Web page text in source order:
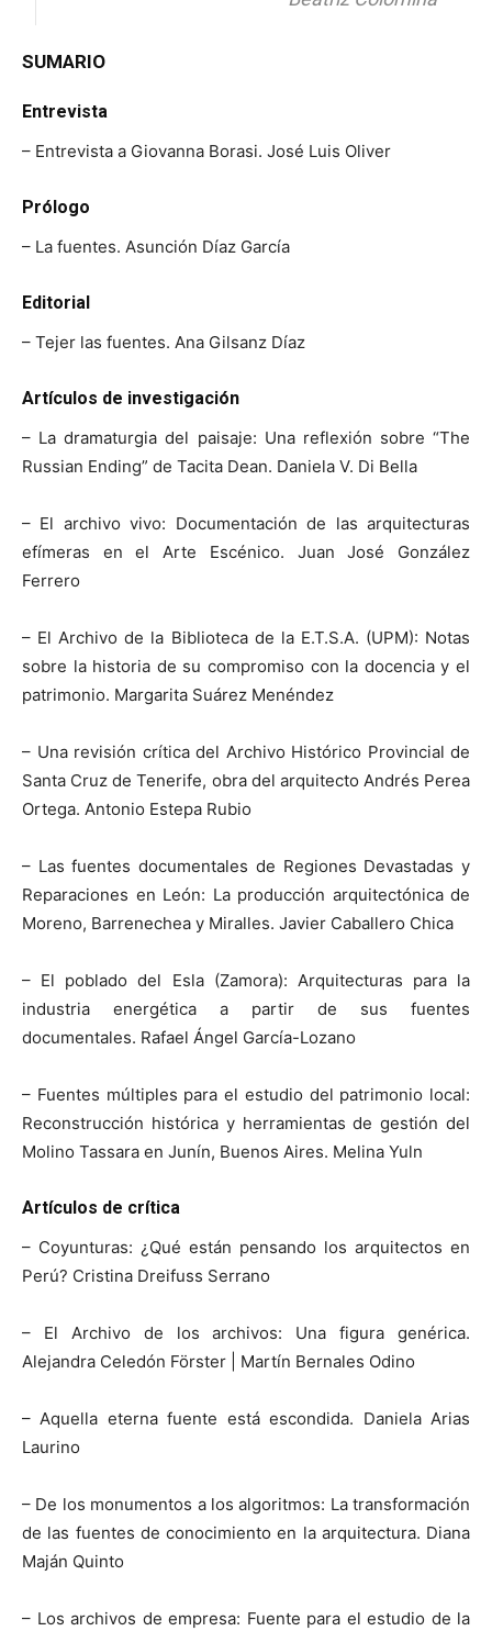
SUMARIO
Entrevista
– Entrevista a Giovanna Borasi. José Luis Oliver
Prólogo
– La fuentes. Asunción Díaz García
Editorial
– Tejer las fuentes. Ana Gilsanz Díaz
Artículos de investigación
– La dramaturgia del paisaje: Una reflexión sobre “The
Russian Ending” de Tacita Dean. Daniela V. Di Bella
– El archivo vivo: Documentación de las arquitecturas
efímeras en el Arte Escénico. Juan José González
Ferrero
– El Archivo de la Biblioteca de la E.T.S.A. (UPM): Notas
sobre la historia de su compromiso con la docencia y el
patrimonio. Margarita Suárez Menéndez
– Una revisión crítica del Archivo Histórico Provincial de
Santa Cruz de Tenerife, obra del arquitecto Andrés Perea
Ortega. Antonio Estepa Rubio
– Las fuentes documentales de Regiones Devastadas y
Reparaciones en León: La producción arquitectónica de
Moreno, Barrenechea y Miralles. Javier Caballero Chica
– El poblado del Esla (Zamora): Arquitecturas para la
industria energética a partir de sus fuentes
documentales. Rafael Ángel García-Lozano
– Fuentes múltiples para el estudio del patrimonio local:
Reconstrucción histórica y herramientas de gestión del
Molino Tassara en Junín, Buenos Aires. Melina Yuln
Artículos de crítica
– Coyunturas: ¿Qué están pensando los arquitectos en
Perú? Cristina Dreifuss Serrano
– El Archivo de los archivos: Una figura genérica.
Alejandra Celedón Förster | Martín Bernales Odino
– Aquella eterna fuente está escondida. Daniela Arias
Laurino
– De los monumentos a los algoritmos: La transformación
de las fuentes de conocimiento en la arquitectura. Diana
Maján Quinto
– Los archivos de empresa: Fuente para el estudio de la